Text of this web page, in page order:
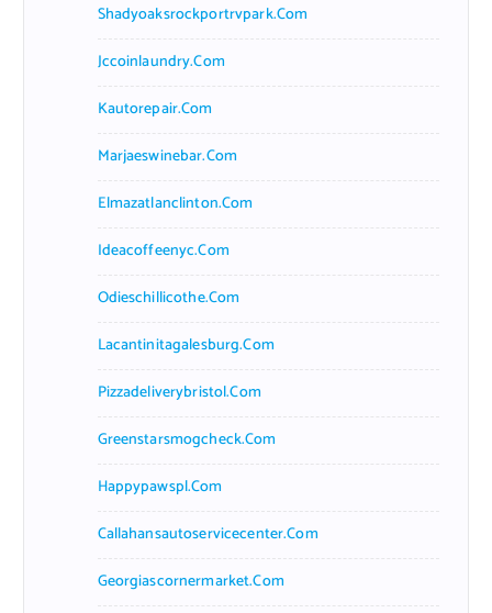
Shadyoaksrockportrvpark.com
Jccoinlaundry.com
Kautorepair.com
Marjaeswinebar.com
Elmazatlanclinton.com
Ideacoffeenyc.com
Odieschillicothe.com
Lacantinitagalesburg.com
Pizzadeliverybristol.com
Greenstarsmogcheck.com
Happypawspl.com
Callahansautoservicecenter.com
Georgiascornermarket.com